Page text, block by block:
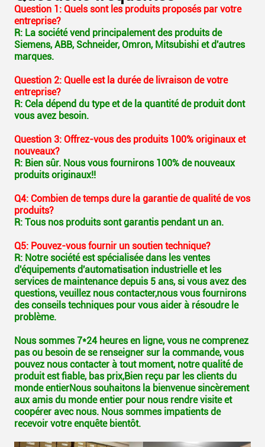
Question 1: Quels sont les produits proposés par votre
entreprise?
R: La société vend principalement des produits de
Siemens, ABB, Schneider, Omron, Mitsubishi et d'autres
marques.
Question 2: Quelle est la durée de livraison de votre
entreprise?
R: Cela dépend du type et de la quantité de produit dont
vous avez besoin.
Question 3: Offrez-vous des produits 100% originaux et
nouveaux?
R: Bien sûr. Nous vous fournirons 100% de nouveaux
produits originaux!!
Q4: Combien de temps dure la garantie de qualité de vos
produits?
R: Tous nos produits sont garantis pendant un an.
Q5: Pouvez-vous fournir un soutien technique?
R: Notre société est spécialisée dans les ventes
d'équipements d'automatisation industrielle et les
services de maintenance depuis 5 ans, si vous avez des
questions, veuillez nous contacter,nous vous fournirons
des conseils techniques pour vous aider à résoudre le
problème.
Nous sommes 7*24 heures en ligne, vous ne comprenez
pas ou besoin de se renseigner sur la commande, vous
pouvez nous contacter à tout moment, notre qualité de
produit est fiable, bas prix,Bien reçu par les clients du
monde entierNous souhaitons la bienvenue sincèrement
aux amis du monde entier pour nous rendre visite et
coopérer avec nous. Nous sommes impatients de
recevoir votre enquête bientôt.